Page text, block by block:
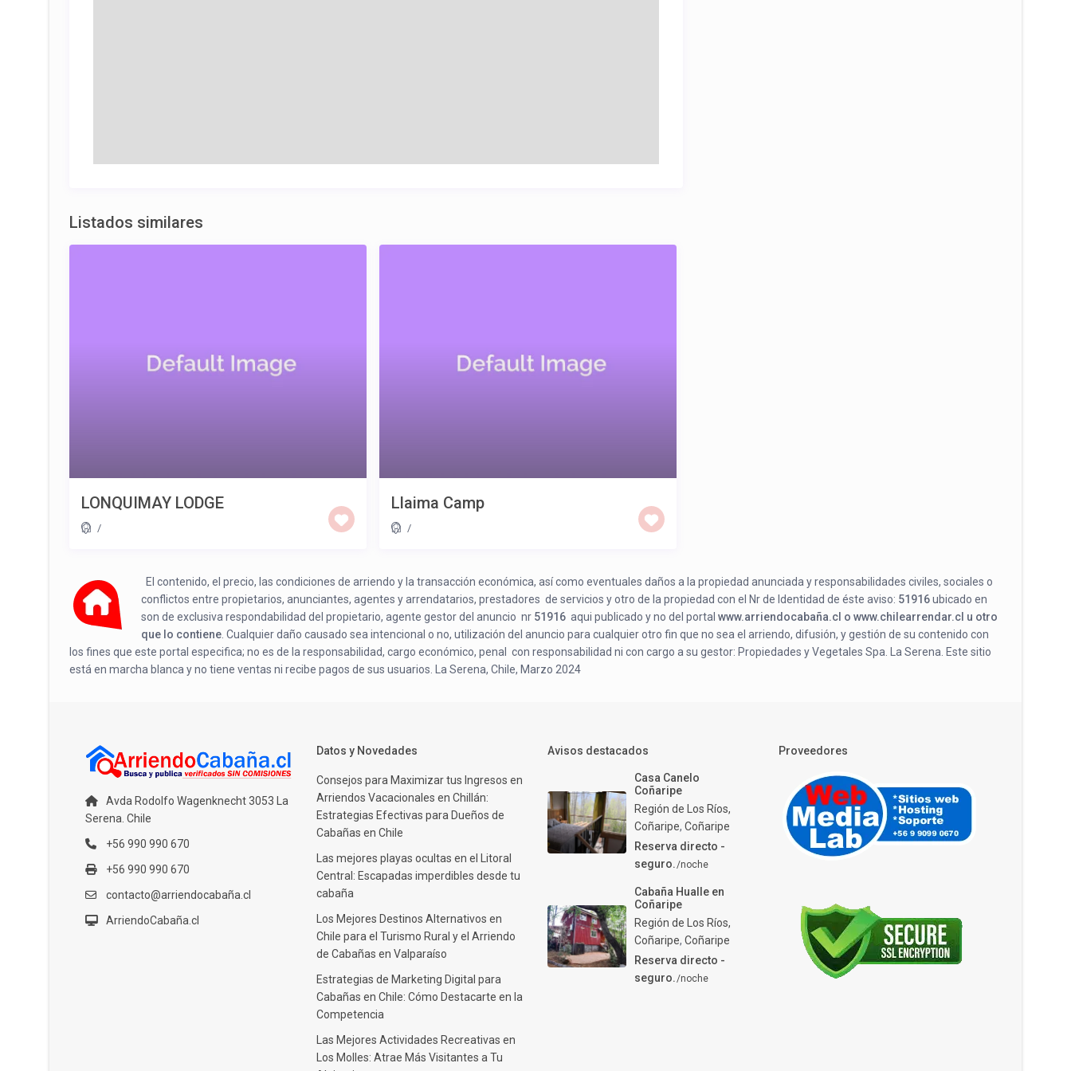
Listados similares
LONQUIMAY LODGE
/
Llaima Camp
/
El contenido, el precio, las condiciones de arriendo y la transacción económica, así como eventuales daños a la propiedad anunciada y responsabilidades civiles, sociales o
conflictos entre propietarios, anunciantes, agentes y arrendatarios, prestadores de servicios y otro de la propiedad con el Nr de Identidad de éste aviso: 51916ubicado en
son de exclusiva respondabilidad del propietario, agente gestor del anuncio nr 51916 aqui publicado y no del portal www.arriendocabaña.cl o www.chilearrendar.cl u otro
que lo contiene . Cualquier daño causado sea intencional o no, utilización del anuncio para cualquier otro fin que no sea el arriendo, difusión, y gestión de su contenido con
los fines que este portal especifica; no es de la responsabilidad, cargo económico, penal con responsabilidad ni con cargo a su gestor: Propiedades y Vegetales Spa. La Serena. Este sitio
está en marcha blanca y no tiene ventas ni recibe pagos de sus usuarios. La Serena, Chile, Marzo 2024
Avda Rodolfo Wagenknecht 3053 La
Serena. Chile
+56 990 990 670
+56 990 990 670
contacto@arriendocabaña.cl
ArriendoCabaña.cl
Datos y Novedades
Consejos para Maximizar tus Ingresos en
Arriendos Vacacionales en Chillán:
Estrategias Efectivas para Dueños de
Cabañas en Chile
Las mejores playas ocultas en el Litoral
Central: Escapadas imperdibles desde tu
cabaña
Los Mejores Destinos Alternativos en
Chile para el Turismo Rural y el Arriendo
de Cabañas en Valparaíso
Estrategias de Marketing Digital para
Cabañas en Chile: Cómo Destacarte en la
Competencia
Las Mejores Actividades Recreativas en
Los Molles: Atrae Más Visitantes a Tu
Avisos destacados
Casa Canelo
Coñaripe
Región de Los Ríos,
Coñaripe,Coñaripe
Reserva directo -
seguro./noche
Cabaña Hualle en
Coñaripe
Región de Los Ríos,
Coñaripe,Coñaripe
Reserva directo -
seguro./noche
Proveedores